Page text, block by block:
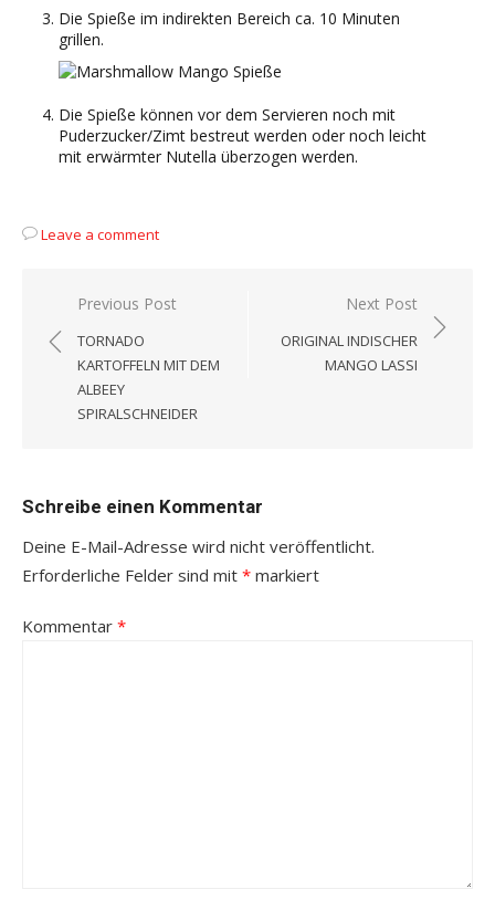
Die Spieße im indirekten Bereich ca. 10 Minuten
grillen.
Die Spieße können vor dem Servieren noch mit
Puderzucker/Zimt bestreut werden oder noch leicht
mit erwärmter Nutella überzogen werden.
Leave a comment
Beitragsnavigation
Previous Post
TORNADO
KARTOFFELN MIT DEM
ALBEEY
SPIRALSCHNEIDER
Next Post
ORIGINAL INDISCHER
MANGO LASSI
Schreibe einen Kommentar
Deine E-Mail-Adresse wird nicht veröffentlicht.
Erforderliche Felder sind mit * markiert
Kommentar *